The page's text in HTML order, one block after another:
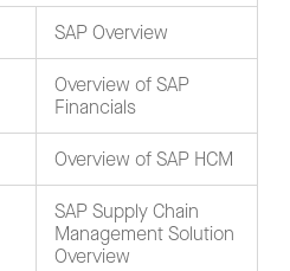
SAP Overview
Overview of SAP
Financials
Overview of SAP HCM
SAP Supply Chain
Management Solution
Overview